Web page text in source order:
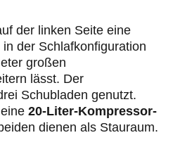
der linken Seite eine
der Schlafkonfiguration
großen
lässt. Der
Schubladen genutzt.
20-Liter-Kompressor-
dienen als Stauraum.